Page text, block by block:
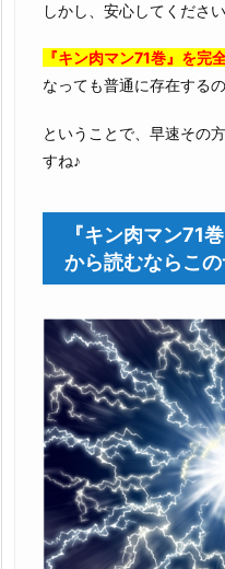
しかし、安心してください
『キン肉マン71巻』を完
なっても普通に存在するの
ということで、早速その
すね♪
『キン肉マン71
から読むならこ